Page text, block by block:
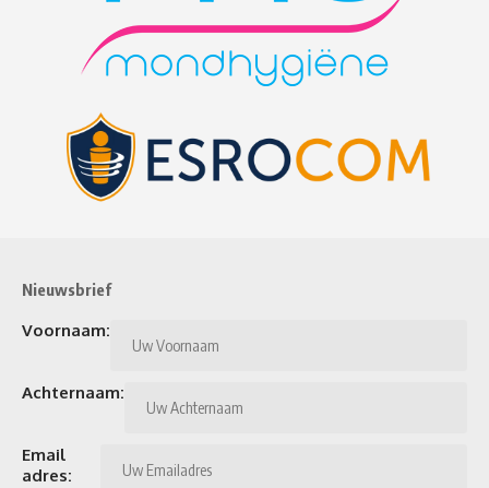
Nieuwsbrief
Voornaam:
Achternaam:
Email
adres: